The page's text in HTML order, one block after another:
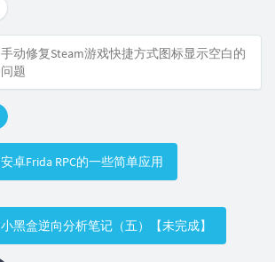
手动修复Steam游戏快捷方式图标显示空白的
问题
安卓Frida RPC的一些简单应用
小黑盒逆向分析笔记（五）【未完成】